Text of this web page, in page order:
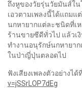
ถึงหูของวัยรุ่นวัยมันส์ใน
เอวตามเพลงนี้ได้แถมแ
นกหายากแต่ละชนิดที่เ
ร้านขายซีดีทั่วไป แล้วเงิ
ทำงานอนุรักษ์นกหายาก
ในป่าญี่ปุ่นตลอดไป
ฟังเสียงเพลงตัวอย่างได้
v=jSSrLOP7dEg